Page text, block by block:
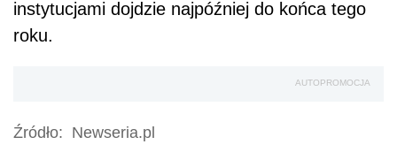
instytucjami dojdzie najpóźniej do końca tego
roku.
AUTOPROMOCJA
Źródło: Newseria.pl